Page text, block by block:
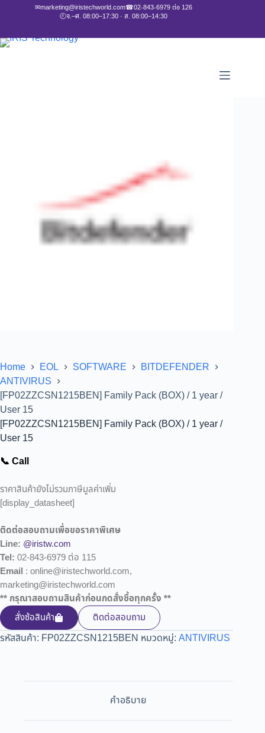
✉marketing@iristechworld.com☎02-843-6979 ต่อ 126
🕘จ.–ศ. 08:00–17:30 · ส. 08:00–14:30
Home EOL SOFTWARE
BITDEFENDER
ANTIVIRUS
[FP02ZZCSN1215BEN] Family Pack (BOX) / 1 year /
User 15
[FP02ZZCSN1215BEN] Family Pack (BOX) / 1 year /
User 15
📞 Call
ราคาสินค้ายังไม่รวมภาษีมูลค่าเพิ่ม
[display_datasheet]
ติดต่อสอบถามเพื่อขอราคาพิเศษ
Line: @iristw.com
Tel: 02-843-6979 ต่อ 115
Email : online@iristechworld.com,
marketing@iristechworld.com
** กรุณาสอบถามสินค้าก่อนกดสั่งซื้อทุกครั้ง **
สั่งซ้อสินค้า
ติดต่อสอบถาม
รหัสสินค้า: FP02ZZCSN1215BEN หมวดหมู่: ANTIVIRUS
คำอธิบาย